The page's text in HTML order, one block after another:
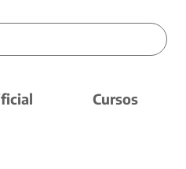
Cursos